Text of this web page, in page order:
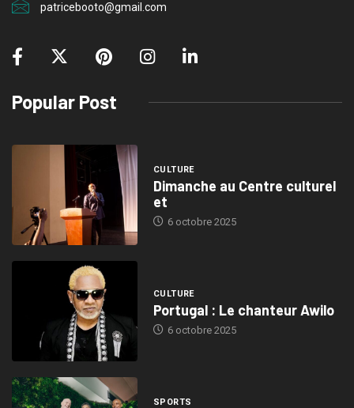
patricebooto@gmail.com
Popular Post
CULTURE
Dimanche au Centre culturel
et
6 octobre 2025
CULTURE
Portugal : Le chanteur Awilo
6 octobre 2025
SPORTS